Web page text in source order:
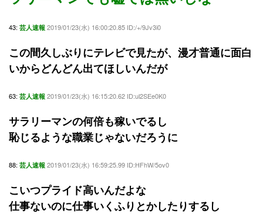
43: 芸人速報 2019/01/23(水) 16:00:20.85 ID:/+/9Jv3i0
この間久しぶりにテレビで見たが、漫才普通に面白
いからどんどん出てほしいんだが
63: 芸人速報 2019/01/23(水) 16:15:20.62 ID:ul2SEe0K0
サラリーマンの何倍も稼いでるし
恥じるような職業じゃないだろうに
88: 芸人速報 2019/01/23(水) 16:59:25.99 ID:HFhW/5ov0
こいつプライド高いんだよな
仕事ないのに仕事いくふりとかしたりするし